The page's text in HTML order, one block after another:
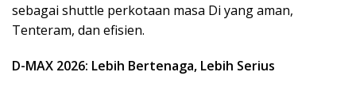
sebagai shuttle perkotaan masa Di yang aman,
Tenteram, dan efisien.
D-MAX 2026: Lebih Bertenaga, Lebih Serius